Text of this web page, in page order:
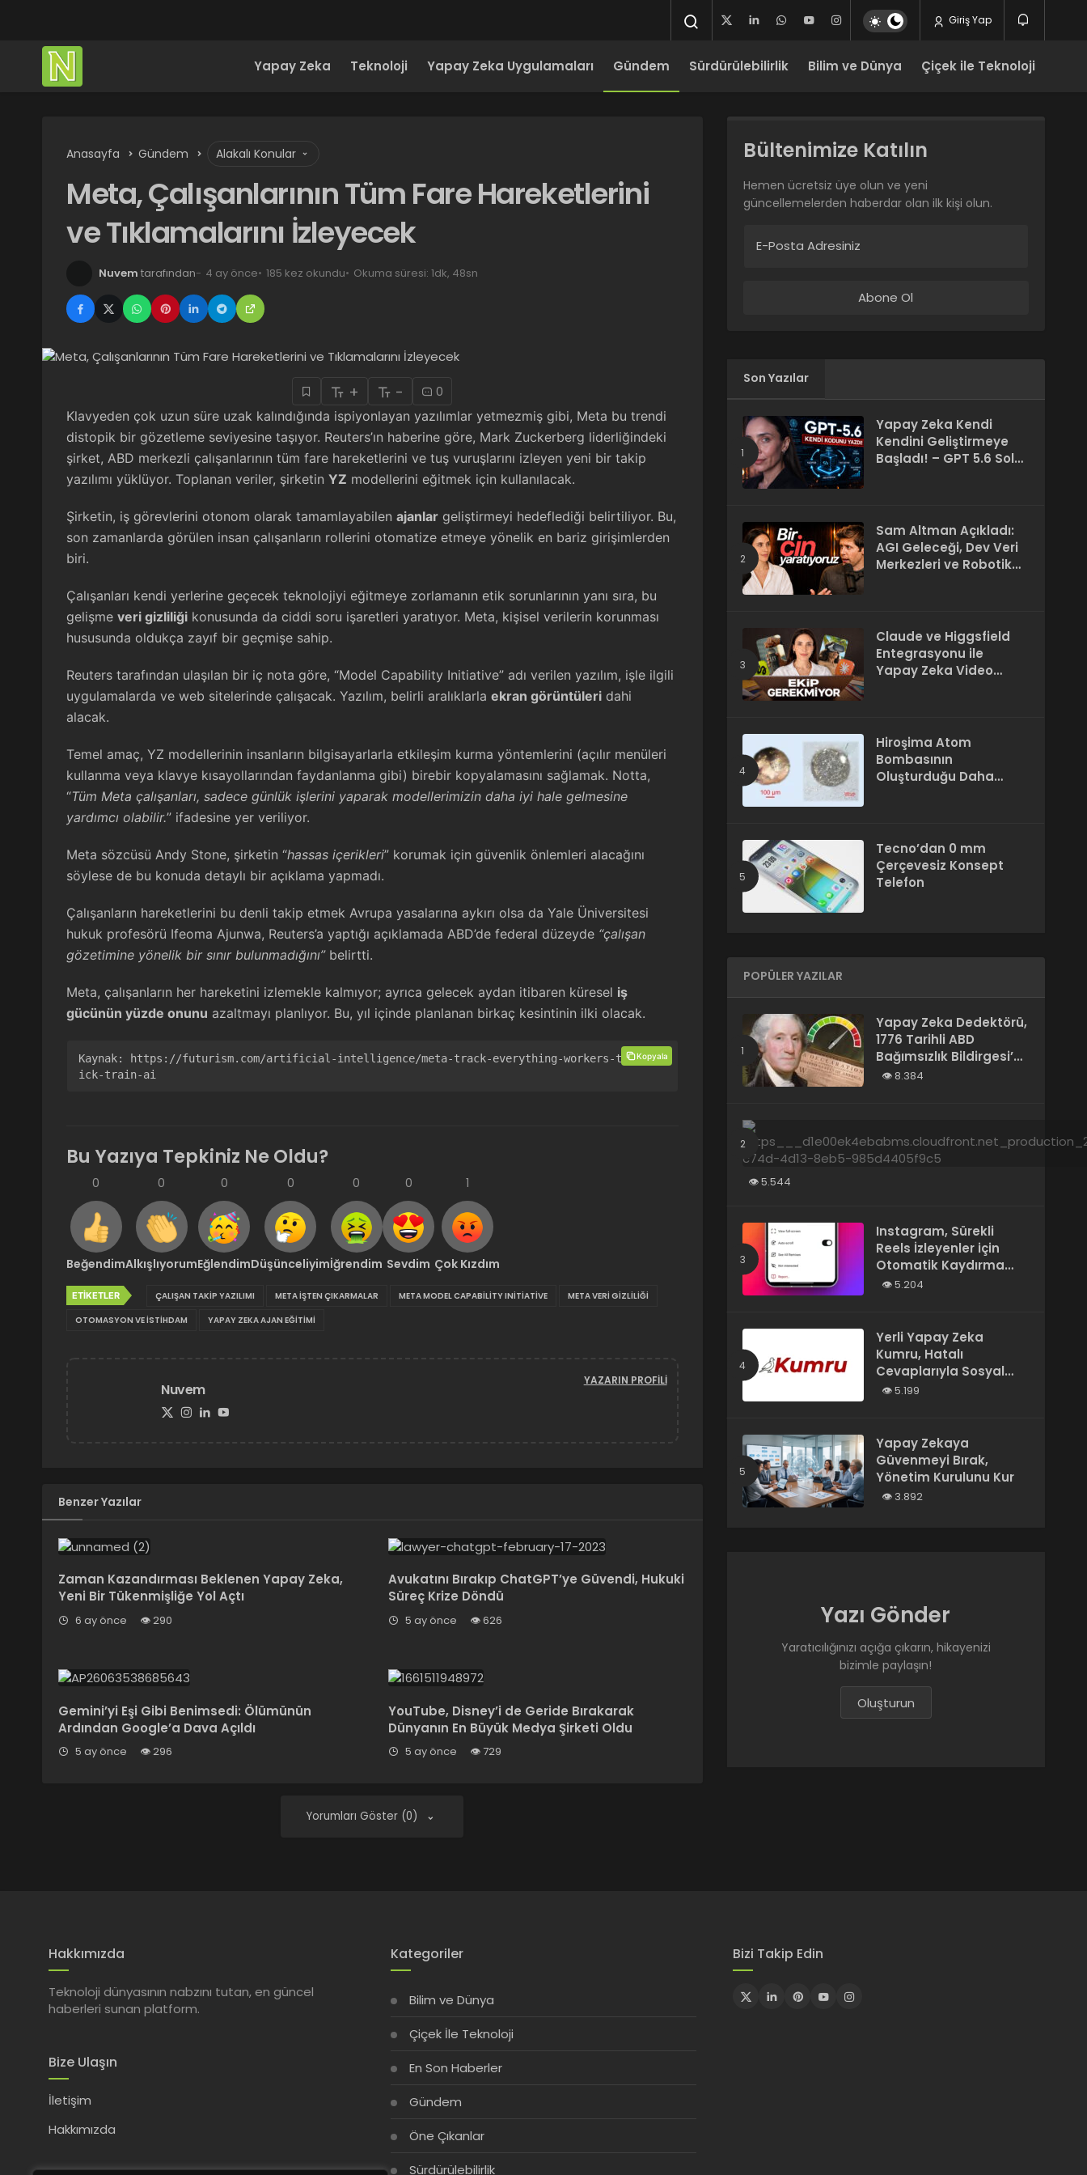
Giriş Yap
Yapay Zeka Teknoloji Yapay Zeka Uygulamaları Gündem Sürdürülebilirlik Bilim ve Dünya Çiçek ile Teknoloji
Anasayfa Gündem Alakalı Konular
Meta, Çalışanlarının Tüm Fare Hareketlerini
ve Tıklamalarını İzleyecek
Nuvem tarafından 4 ay önce 185 kez okundu Okuma süresi: 1dk, 48sn
+ -
0
Klavyeden çok uzun süre uzak kalındığında ispiyonlayan yazılımlar yetmezmiş gibi, Meta bu trendi
distopik bir gözetleme seviyesine taşıyor. Reuters’ın haberine göre, Mark Zuckerberg liderliğindeki
şirket, ABD merkezli çalışanlarının tüm fare hareketlerini ve tuş vuruşlarını izleyen yeni bir takip
yazılımı yüklüyor. Toplanan veriler, şirketin YZ modellerini eğitmek için kullanılacak.
Şirketin, iş görevlerini otonom olarak tamamlayabilen ajanlar geliştirmeyi hedeflediği belirtiliyor. Bu,
son zamanlarda görülen insan çalışanların rollerini otomatize etmeye yönelik en bariz girişimlerden
biri.
Çalışanları kendi yerlerine geçecek teknolojiyi eğitmeye zorlamanın etik sorunlarının yanı sıra, bu
gelişme veri gizliliği konusunda da ciddi soru işaretleri yaratıyor. Meta, kişisel verilerin korunması
hususunda oldukça zayıf bir geçmişe sahip.
Reuters tarafından ulaşılan bir iç nota göre, “Model Capability Initiative” adı verilen yazılım, işle ilgili
uygulamalarda ve web sitelerinde çalışacak. Yazılım, belirli aralıklarla ekran görüntüleri dahi
alacak.
Temel amaç, YZ modellerinin insanların bilgisayarlarla etkileşim kurma yöntemlerini (açılır menüleri
kullanma veya klavye kısayollarından faydanlanma gibi) birebir kopyalamasını sağlamak. Notta,
“Tüm Meta çalışanları, sadece günlük işlerini yaparak modellerimizin daha iyi hale gelmesine
yardımcı olabilir.” ifadesine yer veriliyor.
Meta sözcüsü Andy Stone, şirketin “hassas içerikleri” korumak için güvenlik önlemleri alacağını
söylese de bu konuda detaylı bir açıklama yapmadı.
Çalışanların hareketlerini bu denli takip etmek Avrupa yasalarına aykırı olsa da Yale Üniversitesi
hukuk profesörü Ifeoma Ajunwa, Reuters’a yaptığı açıklamada ABD’de federal düzeyde “çalışan
gözetimine yönelik bir sınır bulunmadığını”belirtti.
Meta, çalışanların her hareketini izlemekle kalmıyor; ayrıca gelecek aydan itibaren küresel iş
gücünün yüzde onunu azaltmayı planlıyor. Bu, yıl içinde planlanan birkaç kesintinin ilki olacak.
Kaynak: https://futurism.com/artificial-intelligence/meta-track-everything-workers-type-cl
ick-train-ai
Kopyala
Bu Yazıya Tepkiniz Ne Oldu?
0
Beğendim
0
Alkışlıyorum
0
Eğlendim
0
Düşünceliyim
0
İğrendim
0
Sevdim
1
Çok Kızdım
ETIKETLER ÇALIŞAN TAKIP YAZILIMI META İŞTEN ÇIKARMALAR META MODEL CAPABILITY INITIATIVE
META VERI GIZLILIĞI
OTOMASYON VE İSTIHDAM
YAPAY ZEKA AJAN EĞITIMI
Nuvem YAZARIN PROFILI
Benzer Yazılar
Zaman Kazandırması Beklenen Yapay Zeka,
Yeni Bir Tükenmişliğe Yol Açtı
6 ay önce 290
Avukatını Bırakıp ChatGPT’ye Güvendi, Hukuki
Süreç Krize Döndü
5 ay önce 626
Gemini’yi Eşi Gibi Benimsedi: Ölümünün
Ardından Google’a Dava Açıldı
5 ay önce 296
YouTube, Disney’i de Geride Bırakarak
Dünyanın En Büyük Medya Şirketi Oldu
5 ay önce 729
Yorumları Göster (0)
Bültenimize Katılın
Hemen ücretsiz üye olun ve yeni
güncellemelerden haberdar olan ilk kişi olun.
E-Posta Adresiniz
Son Yazılar
Yapay Zeka Kendi
Kendini Geliştirmeye
Başladı! – GPT 5.6 Sol
Sam Altman Açıkladı:
AGI Geleceği, Dev Veri
Merkezleri ve Robotik
Claude ve Higgsfield
Entegrasyonu ile
Yapay Zeka Video
Hiroşima Atom
Bombasının
Oluşturduğu Daha
Tecno’dan 0 mm
Çerçevesiz Konsept
Telefon
POPÜLER YAZILAR
Yapay Zeka Dedektörü,
1776 Tarihli ABD
Bağımsızlık Bildirgesi’ni
“Yapay Zeka
8.384
5.544
Instagram, Sürekli
Reels İzleyenler için
Otomatik Kaydırma
Özelliğini Test Ediyor
5.204
Yerli Yapay Zeka
Kumru, Hatalı
Cevaplarıyla Sosyal
Medyada Gündem
5.199
Yapay Zekaya
Güvenmeyi Bırak,
Yönetim Kurulunu Kur
3.892
Yazı Gönder
Yaratıcılığınızı açığa çıkarın, hikayenizi
bizimle paylaşın!
Oluşturun
Hakkımızda
Teknoloji dünyasının nabzını tutan, en güncel
haberleri sunan platform.
Bize Ulaşın
İletişim
Hakkımızda
Kategoriler
Bilim ve Dünya
Çiçek İle Teknoloji
En Son Haberler
Gündem
Öne Çıkanlar
Sürdürülebilirlik
Bizi Takip Edin